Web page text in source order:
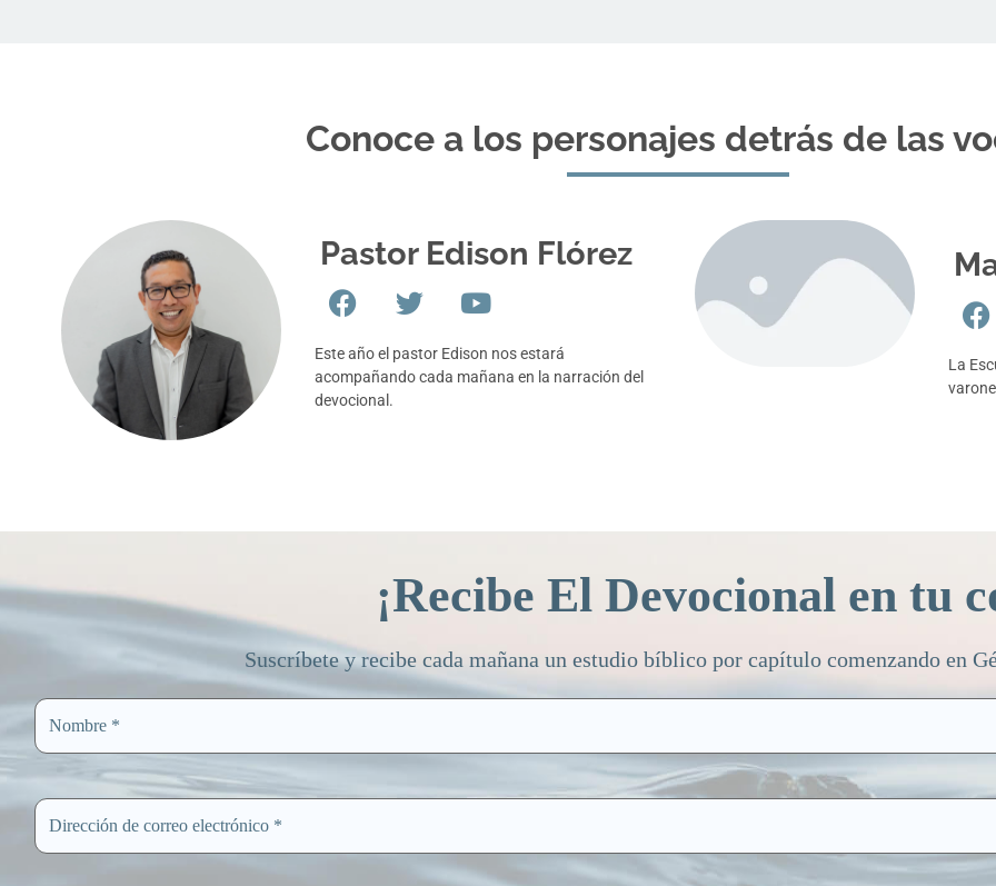
Conoce a los personajes detrás de las
Pastor Edison Flórez
Este año el pastor Edison nos estará
acompañando cada mañana en la narración del
devocional.
La
¡Recibe El Devocional en tu
Suscríbete y recibe cada mañana un estudio bíblico por capítulo comenzando en